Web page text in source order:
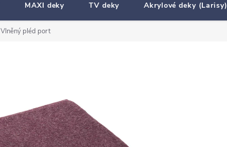
MAXI deky TV deky Akrylové deky (Larisy)
Vlněný pléd port